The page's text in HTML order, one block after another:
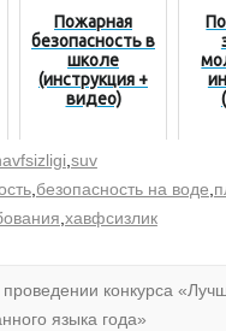
«тревожные
кнопки»
Пожарная
безопасность в
школе
(инструкция +
видео)
suv
, безопасность на воде
хавфсизлик
конкурса
языка года»